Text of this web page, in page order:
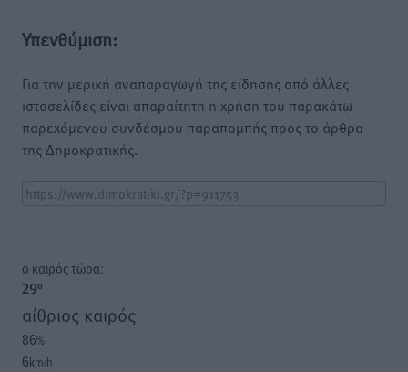
Υπενθύμιση:
Για την μερική αναπαραγωγή της είδησης από άλλες
ιστοσελίδες είναι απαραίτητη η χρήση του παρακάτω
παρεχόμενου συνδέσμου παραπομπής προς το άρθρο
της Δημοκρατικής.
o καιρός τώρα:
29°
αίθριος καιρός
86%
6km/h